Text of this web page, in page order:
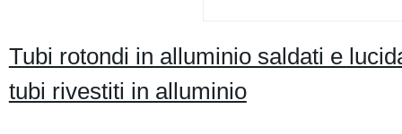
Tubi rotondi in alluminio saldati e
tubi rivestiti in alluminio